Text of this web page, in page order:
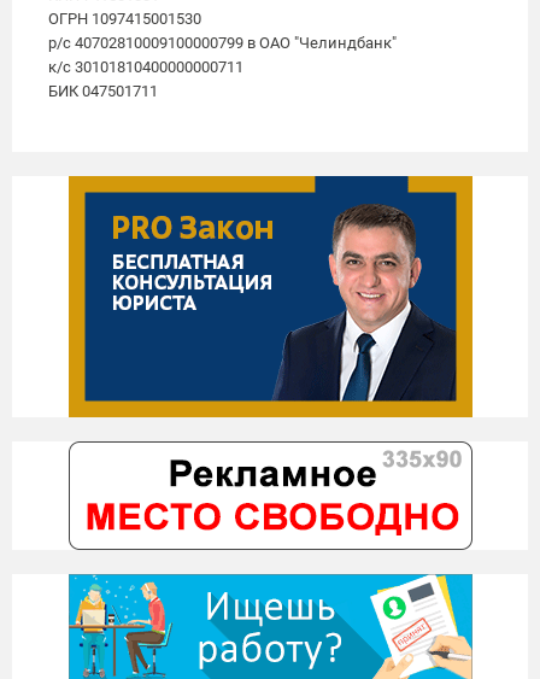
ОГРН 1097415001530
р/с 40702810009100000799 в ОАО "Челиндбанк"
к/с 30101810400000000711
БИК 047501711